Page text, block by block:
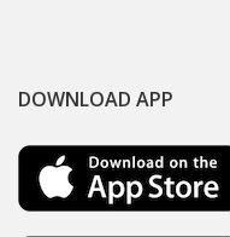
DOWNLOAD APP